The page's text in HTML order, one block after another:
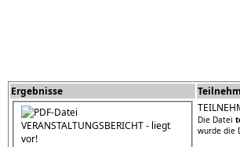
Ergebnisse
VERANSTALTUNGSBERICHT - liegt
vor!
Die Datei
wurde die